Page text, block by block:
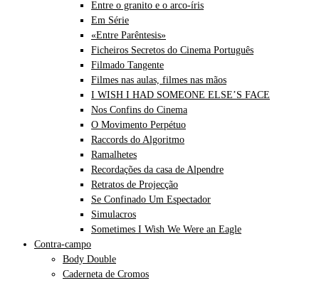
Entre o granito e o arco-íris
Em Série
«Entre Parêntesis»
Ficheiros Secretos do Cinema Português
Filmado Tangente
Filmes nas aulas, filmes nas mãos
I WISH I HAD SOMEONE ELSE’S FACE
Nos Confins do Cinema
O Movimento Perpétuo
Raccords do Algoritmo
Ramalhetes
Recordações da casa de Alpendre
Retratos de Projecção
Se Confinado Um Espectador
Simulacros
Sometimes I Wish We Were an Eagle
Contra-campo
Body Double
Caderneta de Cromos